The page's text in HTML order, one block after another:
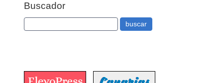
Buscador